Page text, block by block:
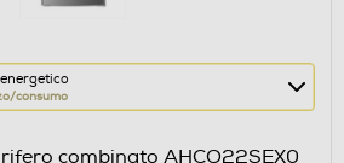
consumo
combinato AHCO22SEX0